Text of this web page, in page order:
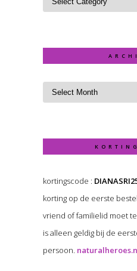
kortingscode :
korting op de eerste
vriend of familielid moet
is alleen geldig bij de
persoon.